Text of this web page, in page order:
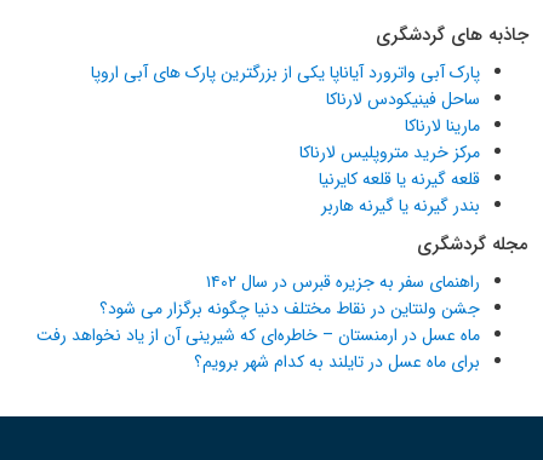
جاذبه های گردشگری
پارک آبی واترورد آیاناپا یکی از بزرگترین پارک های آبی اروپا
ساحل فینیکودس لارناکا
مارینا لارناکا
مرکز خرید متروپلیس لارناکا
قلعه گیرنه یا قلعه کایرنیا
بندر گیرنه یا گیرنه هاربر
مجله گردشگری
راهنمای سفر به جزیره قبرس در سال ۱۴۰۲
جشن ولنتاین در نقاط مختلف دنیا چگونه برگزار می شود؟
ماه عسل در ارمنستان – خاطره‌ای که شیرینی آن از یاد نخواهد رفت
برای ماه عسل در تایلند به کدام شهر برویم؟